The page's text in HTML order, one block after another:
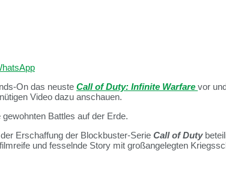
On das neuste Call of Duty: Infinite Warfare vor
Video dazu anschauen.
Battles auf der Erde.
Erschaffung der Blockbuster-Serie Call of Duty
und fesselnde Story mit großangelegten